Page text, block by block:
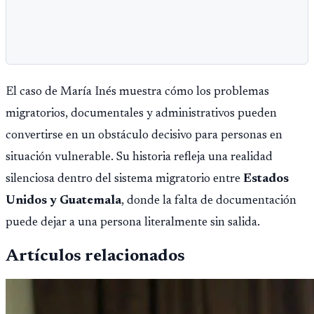
El caso de María Inés muestra cómo los problemas
migratorios, documentales y administrativos pueden
convertirse en un obstáculo decisivo para personas en
situación vulnerable. Su historia refleja una realidad
silenciosa dentro del sistema migratorio entre Estados
Unidos y Guatemala, donde la falta de documentación
puede dejar a una persona literalmente sin salida.
Artículos relacionados